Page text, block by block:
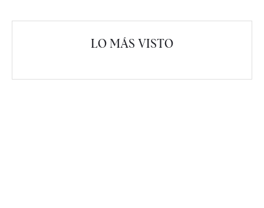
LO MÁS VISTO